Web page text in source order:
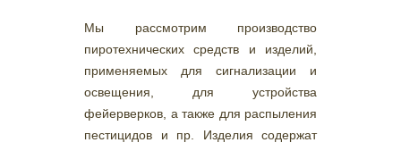
Мы рассмотрим производство
пиротехнических средств и изделий,
применяемых для сигнализации и
освещения, для устройства
фейерверков, а также для распыления
пестицидов и пр. Изделия содержат